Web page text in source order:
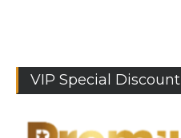
VIP Special Discount